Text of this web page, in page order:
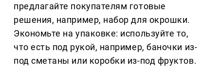
предлагайте покупателям готовые
решения, например, набор для окрошки.
Экономьте на упаковке: используйте то,
что есть под рукой, например, баночки из-
под сметаны или коробки из-под фруктов.